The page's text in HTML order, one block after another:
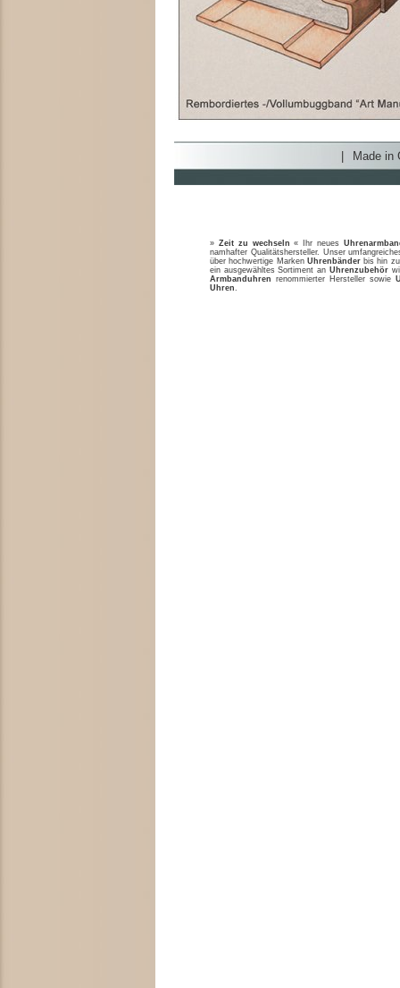
Made in
» Zeit zu wechseln « Ihr neues
namhafter Qualitätshersteller. Unser
über hochwertige Marken Uhrenbänderbis hin zu
ein ausgewähltes Sortiment an Uhrenzubehör
Armbanduhren renommierter Hersteller sowie
Uhren.